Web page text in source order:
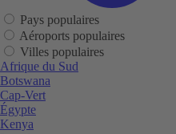
Pays populaires
Aéroports populaires
Villes populaires
Afrique du Sud
Botswana
Cap-Vert
Égypte
Kenya